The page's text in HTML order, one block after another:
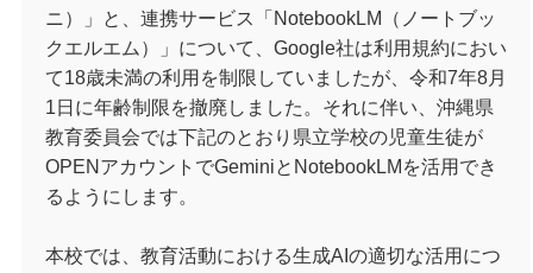
ニ）」と、連携サービス「NotebookLM（ノートブッ
クエルエム）」について、Google社は利用規約におい
て18歳未満の利用を制限していましたが、令和7年8月
1日に年齢制限を撤廃しました。それに伴い、沖縄県
教育委員会では下記のとおり県立学校の児童生徒が
OPENアカウントでGeminiとNotebookLMを活用でき
るようにします。
本校では、教育活動における生成AIの適切な活用につ